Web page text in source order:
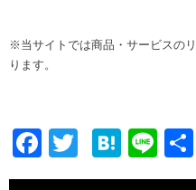
※当サイトでは商品・サービスの
ります。
F
ac
T
w
H
at
Li
n